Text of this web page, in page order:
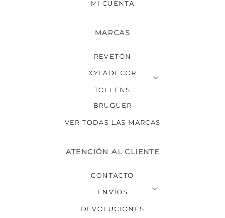
MI CUENTA
MARCAS
REVETÓN
XYLADECOR
TOLLENS
BRUGUER
VER TODAS LAS MARCAS
ATENCIÓN AL CLIENTE
CONTACTO
ENVÍOS
DEVOLUCIONES